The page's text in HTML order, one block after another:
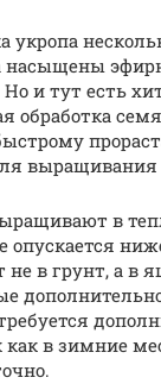
укропа
насыщены
Но и тут есть
обработка
выращивания
в
опускается
не в грунт, а в
как в зимние